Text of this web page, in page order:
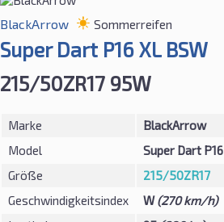
BlackArrow Sommerreifen
Super Dart P16 XL BSW
215/50ZR17 95W
Marke
BlackArrow
Model
Super Dart P16
Größe
215/50ZR17
Geschwindigkeitsindex
W(270 km/h)